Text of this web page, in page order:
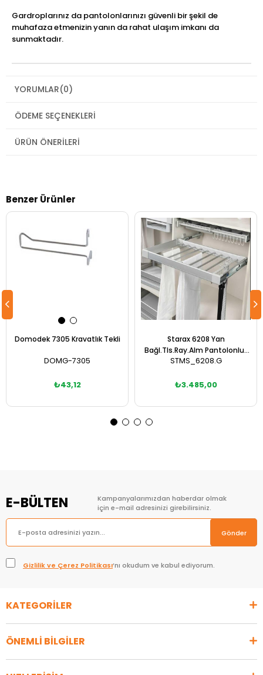
Gardroplarınız da pantolonlarınızı güvenli bir şekil de
muhafaza etmenizin yanın da rahat ulaşım imkanı da
sunmaktadır.
YORUMLAR(0)
ÖDEME SEÇENEKLERI
ÜRÜN ÖNERILERI
Benzer Ürünler
Domodek 7305 Kravatlık Tekli
DOMG-7305
₺43,12
Starax 6208 Yan
Bağl.Tls.Ray.Alm Pantolonluk
90 cm
STMS_6208.G
₺3.485,00
E-BÜLTEN
Kampanyalarımızdan haberdar olmak
için e-mail adresinizi girebilirsiniz.
Gönder
Gizlilik ve Çerez Politikası’nı okudum ve kabul ediyorum.
KATEGORİLER
ÖNEMLİ BİLGİLER